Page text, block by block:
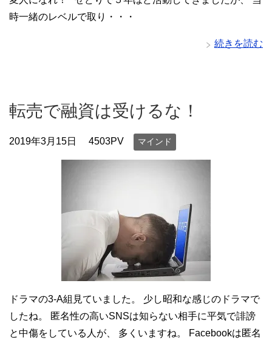
時一緒のレベルで取り・・・
続きを読む
転売で融資は受けるな！
2019年3月15日 4503PV マインド
ドラマの3-A組見ていました。 少し昭和な感じのドラマで
したね。 匿名性の高いSNSは知らない相手に平気で誹謗
と中傷をしている人が、 多くいますね。 Facebookは匿名